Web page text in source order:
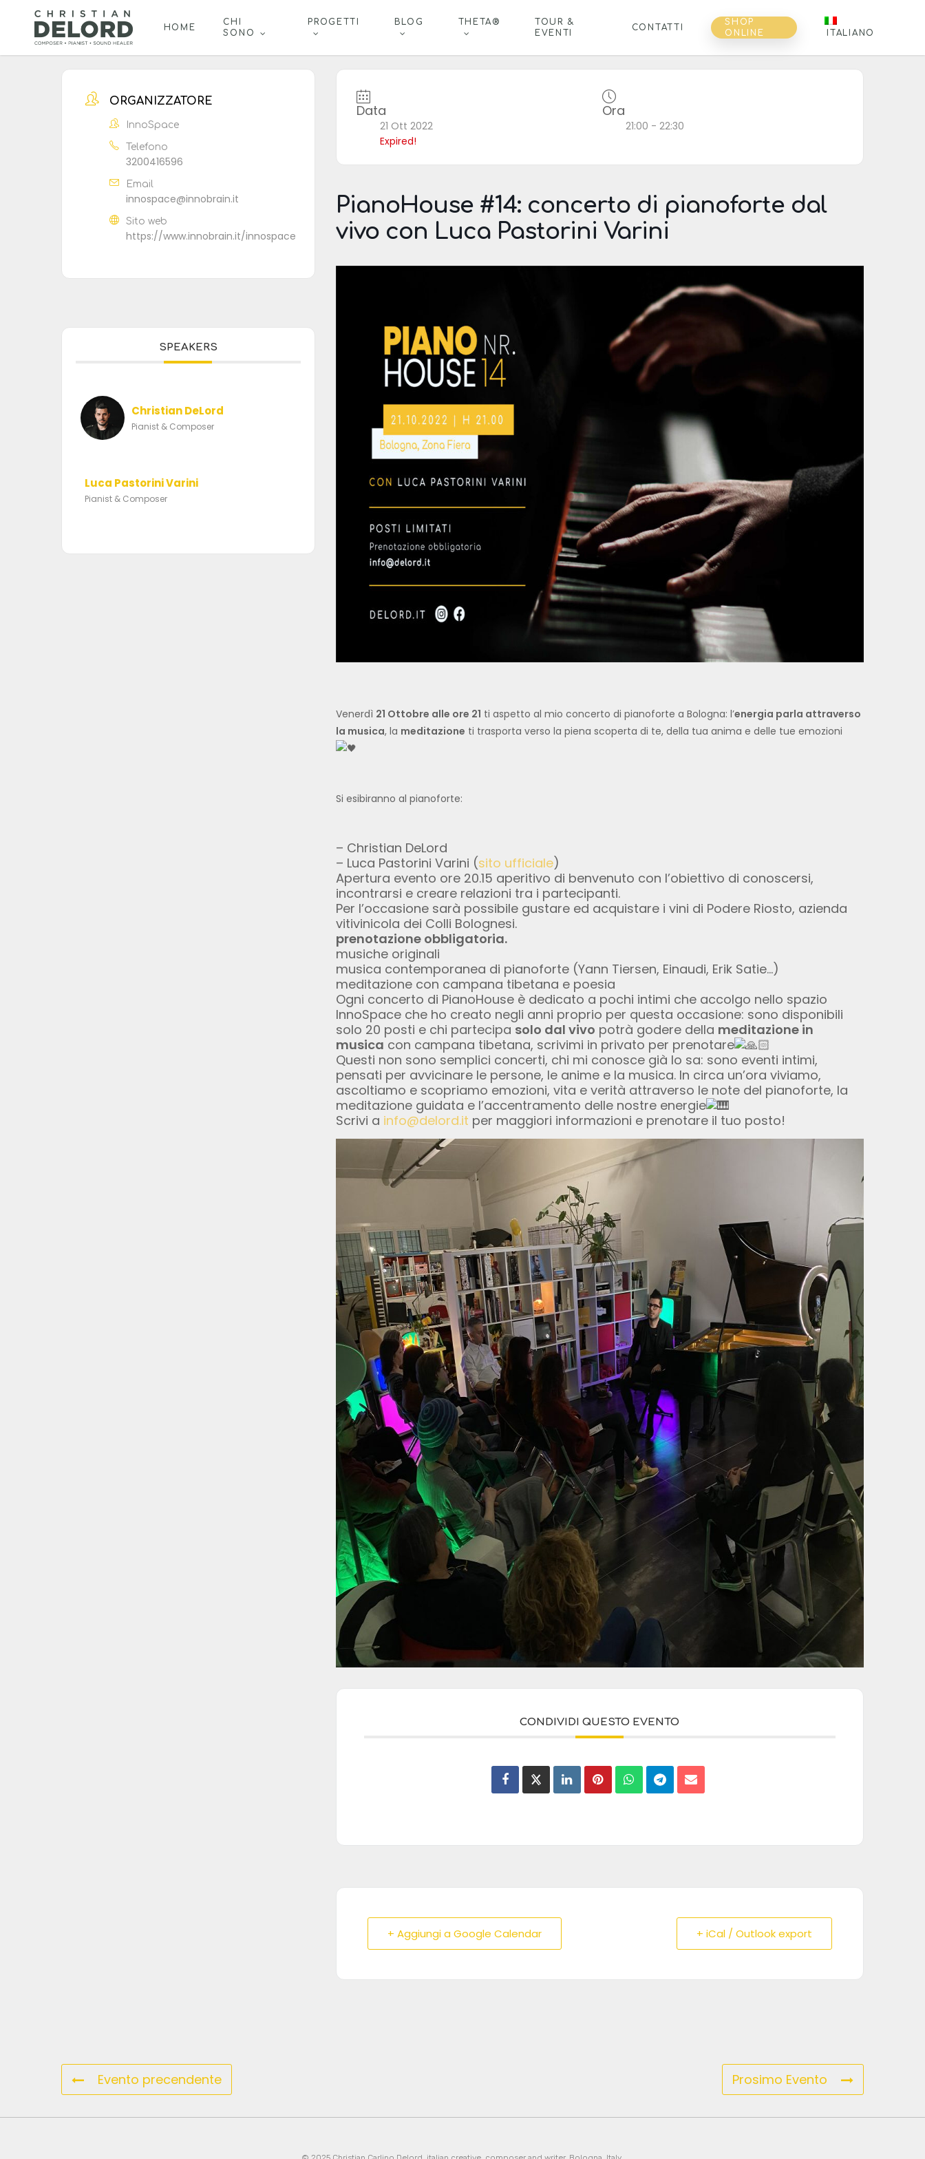
content
HOME
CHI
SONO
PROGETTI BLOG THETA®
TOUR &
EVENTI
CONTATTI
SHOP
ONLINE
ITALIANO
ORGANIZZATORE
InnoSpace
Telefono
3200416596
Email
innospace@innobrain.it
Sito web
https://www.innobrain.it/innospace
SPEAKERS
Christian DeLord
Pianist & Composer
Luca Pastorini Varini
Pianist & Composer
Data
21 Ott 2022
Expired!
Ora
21:00 - 22:30
PianoHouse #14: concerto di pianoforte dal
vivo con Luca Pastorini Varini
Venerdì 21 Ottobre alle ore 21 ti aspetto al mio concerto di pianoforte a Bologna: l’energia parla attraverso
la musica, la meditazione ti trasporta verso la piena scoperta di te, della tua anima e delle tue emozioni
Si esibiranno al pianoforte:
– Christian DeLord
– Luca Pastorini Varini (sito ufficiale)
Apertura evento ore 20.15 aperitivo di benvenuto con l’obiettivo di conoscersi,
incontrarsi e creare relazioni tra i partecipanti.
Per l’occasione sarà possibile gustare ed acquistare i vini di Podere Riosto, azienda
vitivinicola dei Colli Bolognesi.
prenotazione obbligatoria.
musiche originali
musica contemporanea di pianoforte (Yann Tiersen, Einaudi, Erik Satie…)
meditazione con campana tibetana e poesia
Ogni concerto di PianoHouse è dedicato a pochi intimi che accolgo nello spazio
InnoSpace che ho creato negli anni proprio per questa occasione: sono disponibili
solo 20 posti e chi partecipa solo dal vivo potrà godere della meditazione in
musica con campana tibetana, scrivimi in privato per prenotare
Questi non sono semplici concerti, chi mi conosce già lo sa: sono eventi intimi,
pensati per avvicinare le persone, le anime e la musica. In circa un’ora viviamo,
ascoltiamo e scopriamo emozioni, vita e verità attraverso le note del pianoforte, la
meditazione guidata e l’accentramento delle nostre energie
Scrivi a info@delord.it per maggiori informazioni e prenotare il tuo posto!
CONDIVIDI QUESTO EVENTO
+ Aggiungi a Google Calendar + iCal / Outlook export
Evento precendente Prosimo Evento